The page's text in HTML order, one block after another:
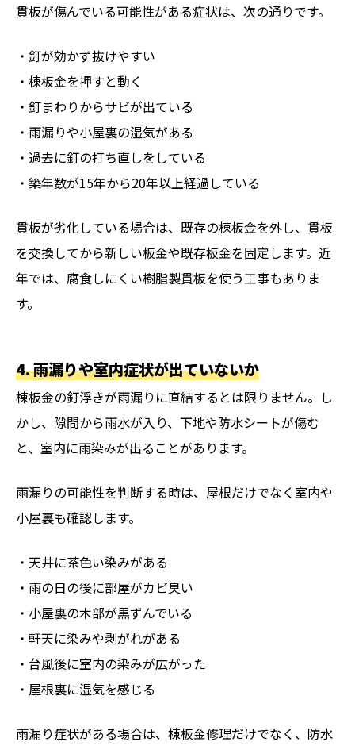
貫板が傷んでいる可能性がある症状は、次の通りです。
・釘が効かず抜けやすい
・棟板金を押すと動く
・釘まわりからサビが出ている
・雨漏りや小屋裏の湿気がある
・過去に釘の打ち直しをしている
・築年数が15年から20年以上経過している
貫板が劣化している場合は、既存の棟板金を外し、貫板
を交換してから新しい板金や既存板金を固定します。近
年では、腐食しにくい樹脂製貫板を使う工事もありま
す。
4. 雨漏りや室内症状が出ていないか
棟板金の釘浮きが雨漏りに直結するとは限りません。し
かし、隙間から雨水が入り、下地や防水シートが傷む
と、室内に雨染みが出ることがあります。
雨漏りの可能性を判断する時は、屋根だけでなく室内や
小屋裏も確認します。
・天井に茶色い染みがある
・雨の日の後に部屋がカビ臭い
・小屋裏の木部が黒ずんでいる
・軒天に染みや剥がれがある
・台風後に室内の染みが広がった
・屋根裏に湿気を感じる
雨漏り症状がある場合は、棟板金修理だけでなく、防水